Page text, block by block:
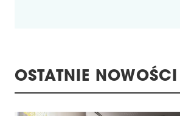
OSTATNIE NOWOŚCI